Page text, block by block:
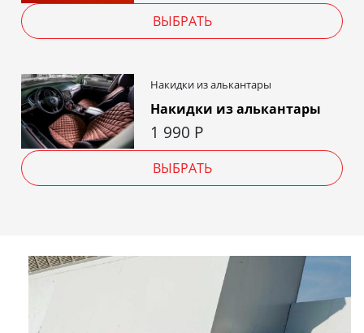
ВЫБРАТЬ
Накидки из алькантары
Накидки из алькантары
1 990 Р
ВЫБРАТЬ